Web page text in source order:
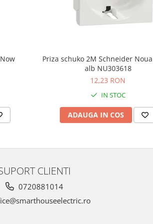
Priza schuko 2M Schneider
alb NU303618
12,23 RON
IN STOC
ADAUGA IN COS
CLIENTI
0720881014